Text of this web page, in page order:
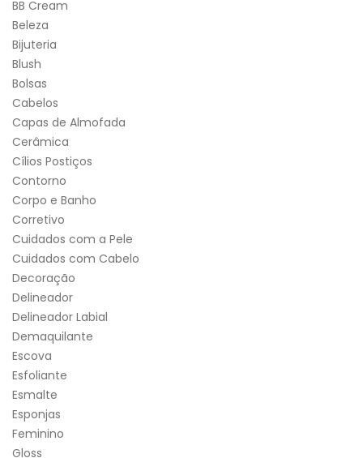
BB Cream
Beleza
Bijuteria
Blush
Bolsas
Cabelos
Capas de Almofada
Cerâmica
Cílios Postiços
Contorno
Corpo e Banho
Corretivo
Cuidados com a Pele
Cuidados com Cabelo
Decoração
Delineador
Delineador Labial
Demaquilante
Escova
Esfoliante
Esmalte
Esponjas
Feminino
Gloss